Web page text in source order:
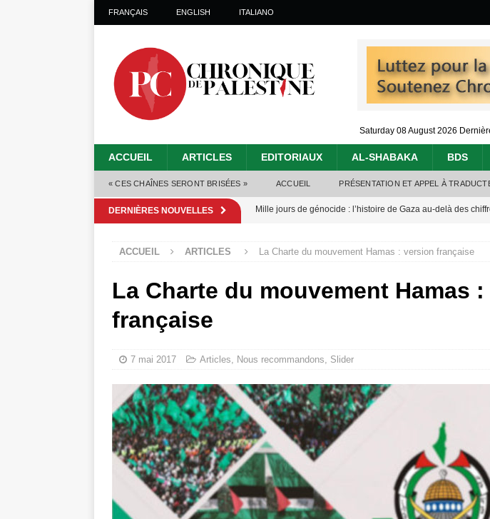
FRANÇAIS ENGLISH ITALIANO
Saturday 08 August 2026
ACCUEIL ARTICLES EDITORIAUX AL-SHABAKA BDS
« CES CHAÎNES SERONT BRISÉES » ACCUEIL PRÉSENTATION ET APPEL À
DERNIÈRES NOUVELLES Mille jours de génocide : l’histoire de Gaza au-delà des
Alors que Trump annonce un « accord de paix » à Gaza,
Capituler ou mourir : le « processus de paix » à Gaza et la
ACCUEIL ARTICLES La Charte du mouvement Hamas : version française
La Charte du mouvement Hamas
française
7 mai 2017 Articles, Nous recommandons, Slider